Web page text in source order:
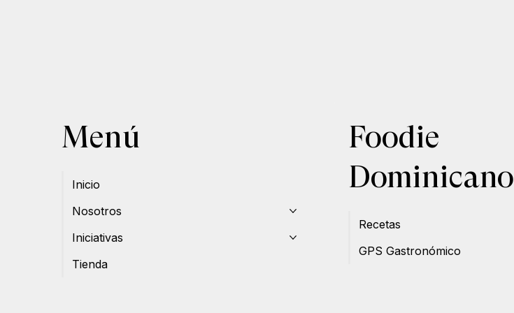
Menú
Inicio
Nosotros
Iniciativas
Tienda
Foodie
Dominicano
Recetas
GPS Gastronómico